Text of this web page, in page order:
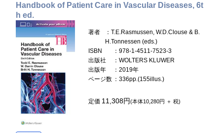
Handbook of Patient Care in Vascular Diseases, 6t
h ed.
著者
：T.E.Rasmussen, W.D.Clouse & B.
H.Tonnessen (eds.)
ISBN
：978-1-4511-7523-3
出版社
：WOLTERS KLUWER
出版年
：2019年
ページ数 ：336pp.(155illus.)
定価 11,308円(本体10,280円 ＋ 税)